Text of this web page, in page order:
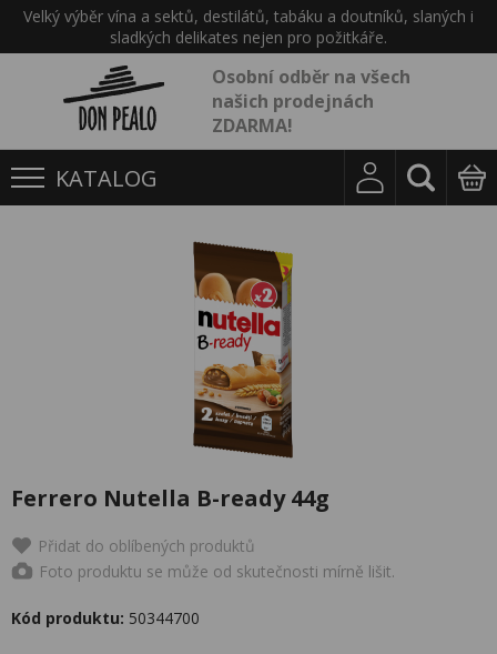
Velký výběr vína a sektů, destilátů, tabáku a doutníků, slaných i
sladkých delikates nejen pro požitkáře.
Osobní odběr na všech
našich prodejnách
ZDARMA!
KATALOG
Ferrero Nutella B-ready 44g
Přidat do oblíbených produktů
Foto produktu se může od skutečnosti mírně lišit.
Kód produktu: 50344700